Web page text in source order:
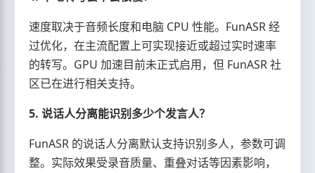
速度取决于音频长度和电脑 CPU 性能。FunASR 经
过优化，在主流配置上可实现接近或超过实时速率
的转写。GPU 加速目前未正式启用，但 FunASR 社
区已在进行相关支持。
5. 说话人分离能识别多少个发言人？
FunASR 的说话人分离默认支持识别多人，参数可调
整。实际效果受录音质量、重叠对话等因素影响，